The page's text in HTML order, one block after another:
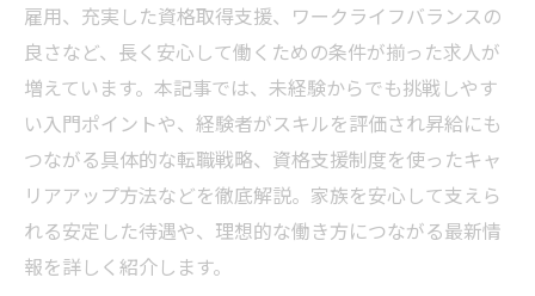
雇用、充実した資格取得支援、ワークライフバランスの
良さなど、長く安心して働くための条件が揃った求人が
増えています。本記事では、未経験からでも挑戦しやす
い入門ポイントや、経験者がスキルを評価され昇給にも
つながる具体的な転職戦略、資格支援制度を使ったキャ
リアアップ方法などを徹底解説。家族を安心して支えら
れる安定した待遇や、理想的な働き方につながる最新情
報を詳しく紹介します。